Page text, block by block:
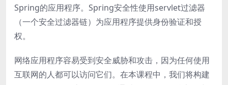
Spring的应用程序。Spring安全性使用servlet过滤器
（一个安全过滤器链）为应用程序提供身份验证和授
权。
网络应用程序容易受到安全威胁和攻击，因为任何使用
互联网的人都可以访问它们。在本课程中，我们将构建